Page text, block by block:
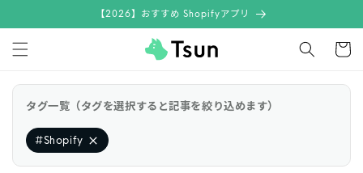
ツに進む
【2026】おすすめ Shopifyアプリ
カ
ー
タグ一覧（タグを選択すると記事を絞り込めます）
#Shopify